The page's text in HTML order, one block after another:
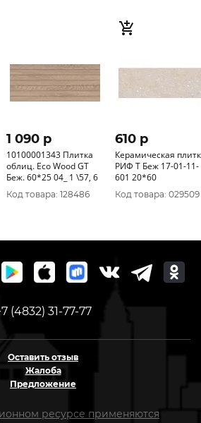
1 090 p
10100001343 Плитка
облиц. Eco Wood GT
Беж. 60*25 04_ 1 \57, 6
Код товара: 128486
610 p
Керамическая
РИФ Т Беж 17-01-11-
601 20*60
Код товара: 029509
(4832) 31-77-77
Оставить отзыв
Жалоба
Предложение
ресурсе применяются